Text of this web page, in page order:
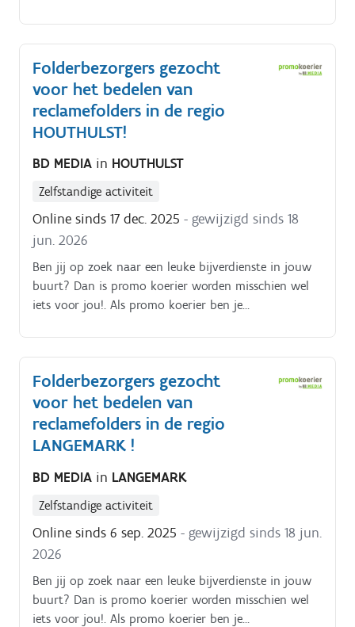
wekelijkse folderpakket in de door jou gekozen buurt
Je kiest daarbij zelf hoe je dat doet (met de fiets, te
voet, bromfiets, … ) De folderpakketten moeten
tussen zondagochtend en dinsdagavond in de
brievenbussen belanden Je kiest binnen die
tijdspanne zelf wanneer je de pakketten rondbrengt
eigen beschikbaarheid De opdracht is in zelfstandig
wordt tijdens een gesprek in het dichtstbijzijnde
kantoor of via een videocall gegeven.
Folderbezorgers gezocht
voor het bedelen van
reclamefolders in de regio
HOUTHULST!
BD MEDIA in HOUTHULST
Zelfstandige activiteit
Online sinds 17 dec. 2025 - gewijzigd sinds 18
jun. 2026
Ben jij op zoek naar een leuke bijverdienste in jouw
buurt? Dan is promo koerier worden misschien wel
iets voor jou!. Als promo koerier ben je
Je kiest daarbij zelf hoe je dat doet (met de fiets, te
voet, bromfiets, … ) De folderpakketten moeten
tussen zondagochtend en dinsdagavond in de
brievenbussen belanden Je kiest binnen die
tijdspanne zelf wanneer je de pakketten rondbrengt
eigen beschikbaarheid De opdracht is in zelfstandig
wordt tijdens een gesprek in het dichtstbijzijnde
kantoor of via een videocall gegeven.
Folderbezorgers gezocht
voor het bedelen van
reclamefolders in de regio
LANGEMARK !
BD MEDIA in LANGEMARK
Zelfstandige activiteit
Online sinds 6 sep. 2025 - gewijzigd sinds 18 jun.
2026
Ben jij op zoek naar een leuke bijverdienste in jouw
buurt? Dan is promo koerier worden misschien wel
iets voor jou!. Als promo koerier ben je